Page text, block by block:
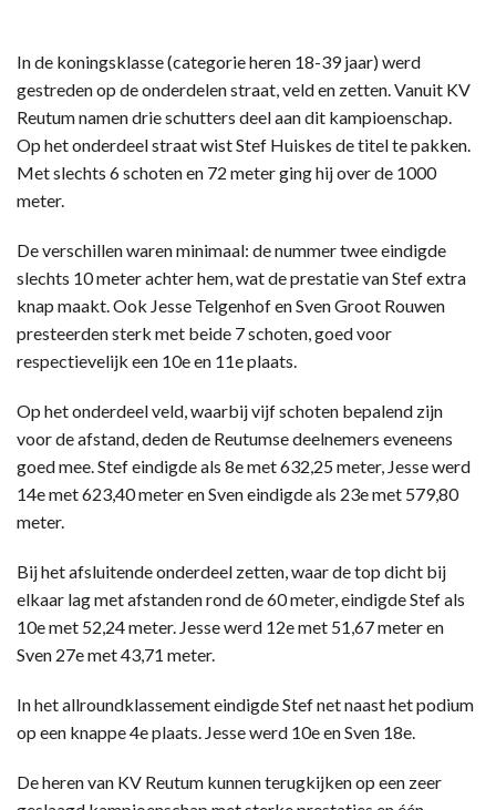
In de koningsklasse (categorie heren 18-39 jaar) werd
gestreden op de onderdelen straat, veld en zetten. Vanuit KV
Reutum namen drie schutters deel aan dit kampioenschap.
Op het onderdeel straat wist Stef Huiskes de titel te pakken.
Met slechts 6 schoten en 72 meter ging hij over de 1000
meter.
De verschillen waren minimaal: de nummer twee eindigde
slechts 10 meter achter hem, wat de prestatie van Stef extra
knap maakt. Ook Jesse Telgenhof en Sven Groot Rouwen
presteerden sterk met beide 7 schoten, goed voor
respectievelijk een 10e en 11e plaats.
Op het onderdeel veld, waarbij vijf schoten bepalend zijn
voor de afstand, deden de Reutumse deelnemers eveneens
goed mee. Stef eindigde als 8e met 632,25 meter, Jesse werd
14e met 623,40 meter en Sven eindigde als 23e met 579,80
meter.
Bij het afsluitende onderdeel zetten, waar de top dicht bij
elkaar lag met afstanden rond de 60 meter, eindigde Stef als
10e met 52,24 meter. Jesse werd 12e met 51,67 meter en
Sven 27e met 43,71 meter.
In het allroundklassement eindigde Stef net naast het podium
op een knappe 4e plaats. Jesse werd 10e en Sven 18e.
De heren van KV Reutum kunnen terugkijken op een zeer